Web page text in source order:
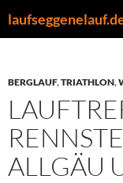
Inhalt
BERGLAUF,TRIATHLON,
ALLGÄU